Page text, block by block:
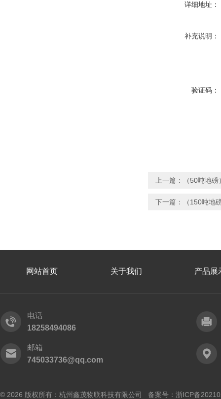
详细地址：
补充说明：
验证码：
上一篇： （50吨地
下一篇： （150吨地
网站首页 关于我们 产品展
电话
18258494086
邮箱
745033736@qq.com
© 2026 版权所有：杭州鑫茂物联科技有限公司 备案号： 浙ICP备